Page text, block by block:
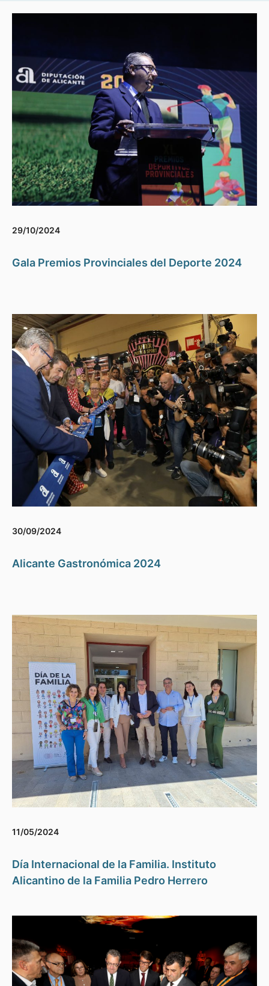
29/10/2024
Gala Premios Provinciales del Deporte 2024
30/09/2024
Alicante Gastronómica 2024
11/05/2024
Día Internacional de la Familia. Instituto
Alicantino de la Familia Pedro Herrero